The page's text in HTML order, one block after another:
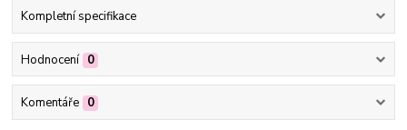
Kompletní specifikace
Hodnocení 0
Komentáře 0